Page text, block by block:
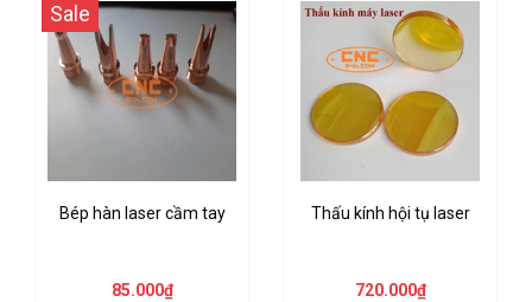
Sale
Bép hàn laser cầm tay
85.000₫
Thấu kính hội tụ laser
720.000₫